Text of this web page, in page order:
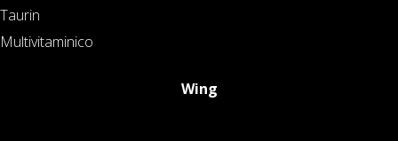
Taurin
Multivitaminico
Wing